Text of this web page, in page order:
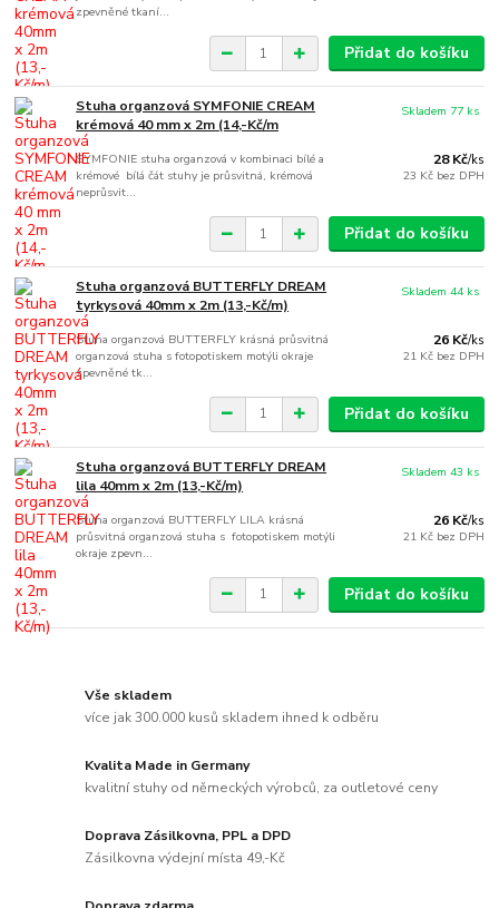
zpevněné tkaní...
Přidat do košíku
Stuha organzová SYMFONIE CREAM
krémová 40 mm x 2m (14,-Kč/m
SYMFONIE stuha organzová v kombinaci bílé a
krémové bílá čát stuhy je průsvitná, krémová
neprůsvit...
28 Kč/ks
23 Kč bez DPH
Skladem 77 ks
Přidat do košíku
Stuha organzová BUTTERFLY DREAM
tyrkysová 40mm x 2m (13,-Kč/m)
Stuha organzová BUTTERFLY krásná průsvitná
organzová stuha s fotopotiskem motýli okraje
zpevněné tk...
26 Kč/ks
21 Kč bez DPH
Skladem 44 ks
Přidat do košíku
Stuha organzová BUTTERFLY DREAM
lila 40mm x 2m (13,-Kč/m)
Stuha organzová BUTTERFLY LILA krásná
průsvitná organzová stuha s fotopotiskem motýli
okraje zpevn...
26 Kč/ks
21 Kč bez DPH
Skladem 43 ks
Přidat do košíku
Vše skladem
více jak 300.000 kusů skladem ihned k odběru
Kvalita Made in Germany
kvalitní stuhy od německých výrobců, za outletové ceny
Doprava Zásilkovna, PPL a DPD
Zásilkovna výdejní místa 49,-Kč